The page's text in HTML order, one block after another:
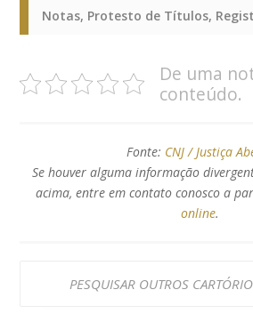
De uma
conteúdo.
Fonte: CNJ / Justiça
Se houver alguma informação
acima, entre em contato conosco a
online.